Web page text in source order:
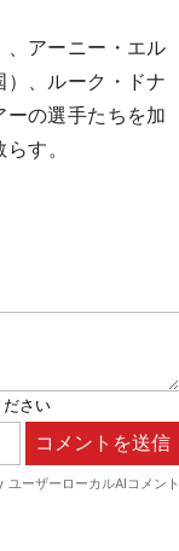
、アーニー・エル
、ルーク・ドナ
の選手たちを加
す。